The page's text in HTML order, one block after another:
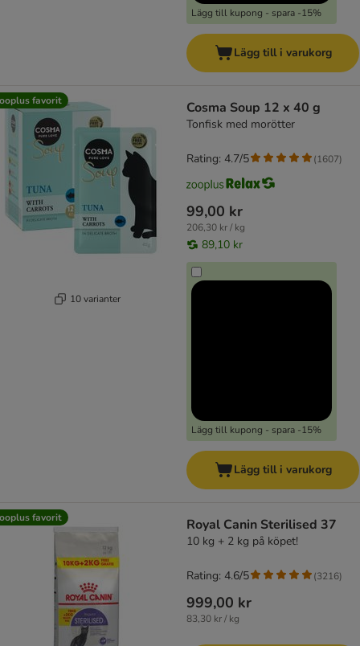
Lägg till kupong - spara -15%
Lägg till i varukorg
favorit
10 varianter
Cosma Soup 12 x 40 g
Tonfisk med morötter
99,00 kr
206,30 kr / kg
89,10 kr
Lägg till kupong - spara -15%
Rating: 4.7/5 (1607)
Lägg till i varukorg
favorit Royal Canin Sterilised 37
10 kg + 2 kg på köpet!
999,00 kr
83,30 kr / kg
Rating: 4.6/5 (3216)